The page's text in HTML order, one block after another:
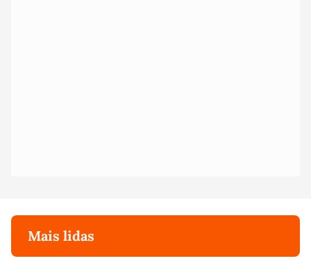
Mais lidas